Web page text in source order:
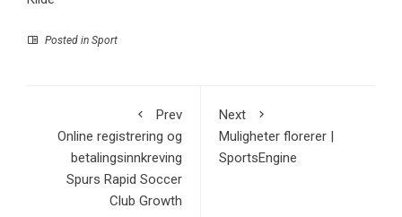
Posted in Sport
Prev
Online registrering og
betalingsinnkreving
Spurs Rapid Soccer
Club Growth
Next
Muligheter florerer |
SportsEngine